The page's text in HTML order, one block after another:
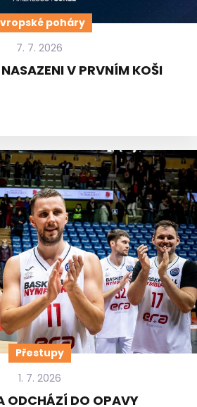
poháry
7. 7. 2026
V PRVNÍM KOŠI
Přestupy
1. 7. 2026
ODCHÁZÍ DO OPAVY